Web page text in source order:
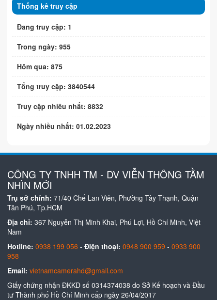
Thống kê truy cập
Đang truy cập: 1
Trong ngày: 955
Hôm qua: 875
Tổng truy cập: 3840544
Truy cập nhiều nhất: 8832
Ngày nhiều nhất: 01.02.2023
CÔNG TY TNHH TM - DV VIỄN THÔNG TẦM
NHÌN MỚI
Trụ sở chính: 71/40 Chế Lan Viên, Phường Tây Thạnh, Quận
Tân Phú, Tp.HCM
Địa chỉ: 367 Nguyễn Thị Minh Khai, Phú Lợi, Hồ Chí Minh, Việt
Nam
Hotline: 0938 199 056 - Điện thoại: 0948 900 959 - 0933 900
958
Email: vietnamcamerahd@gmail.com
Giấy chứng nhận ĐKKD số 0314374038 do Sở Kế hoạch và Đầu
tư Thành phố Hồ Chí Minh cấp ngày 26/04/2017